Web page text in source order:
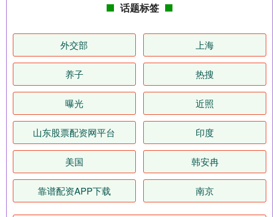
话题标签
外交部 上海
养子 热搜
曝光 近照
山东股票配资网平台 印度
美国 韩安冉
靠谱配资APP下载 南京